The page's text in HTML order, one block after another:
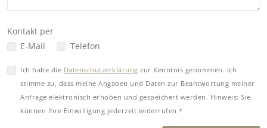
Kontakt per
E-Mail
Telefon
Ich habe die Datenschutzerklärung zur Kenntnis genommen. Ich
stimme zu, dass meine Angaben und Daten zur Beantwortung meiner
Anfrage elektronisch erhoben und gespeichert werden. Hinweis: Sie
können Ihre Einwilligung jederzeit widerrufen.*